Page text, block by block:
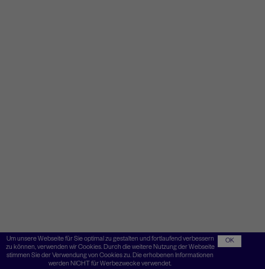
Um unsere Webseite für Sie optimal zu gestalten und fortlaufend verbessern
zu können, verwenden wir Cookies. Durch die weitere Nutzung der Webseite
stimmen Sie der Verwendung von Cookies zu. Die erhobenen Informationen
werden NICHT für Werbezwecke verwendet.
OK